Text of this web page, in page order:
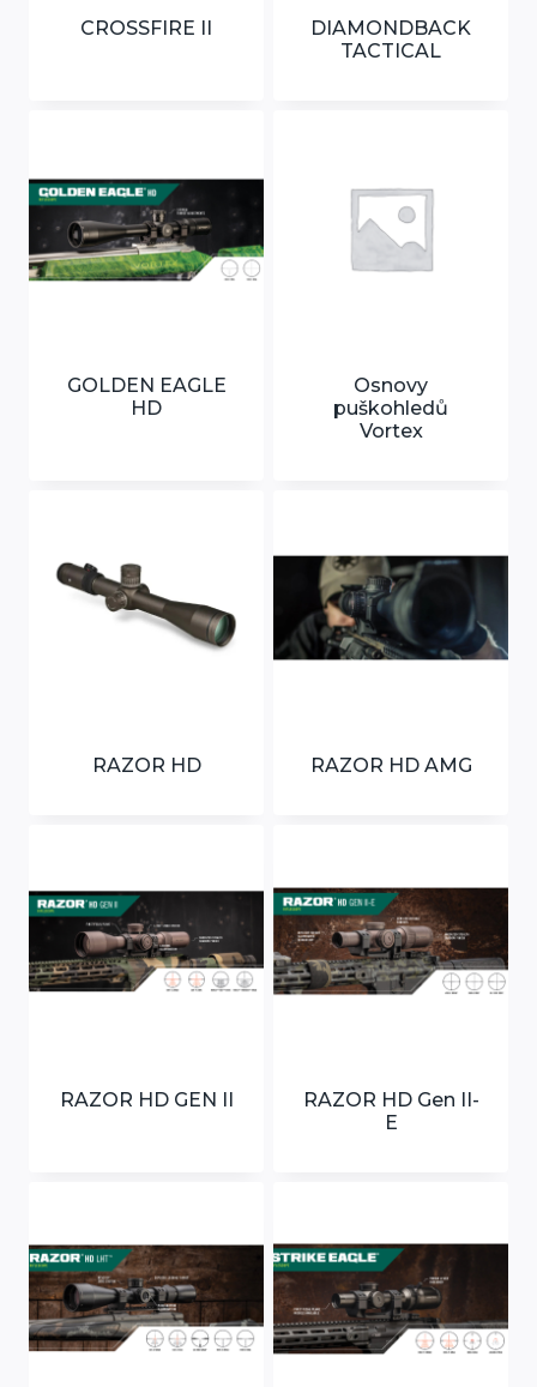
CROSSFIRE II
DIAMONDBACK
TACTICAL
GOLDEN EAGLE
HD
Osnovy
puškohledů
Vortex
RAZOR HD RAZOR HD AMG
RAZOR HD GEN II
RAZOR HD Gen II-
E